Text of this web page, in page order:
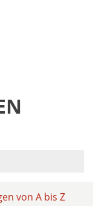
von A bis Z